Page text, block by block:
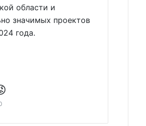
области и
значимых проектов
года.